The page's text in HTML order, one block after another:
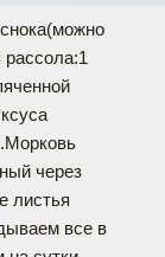
через
листья
все в